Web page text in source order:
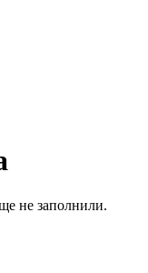
не заполнили.